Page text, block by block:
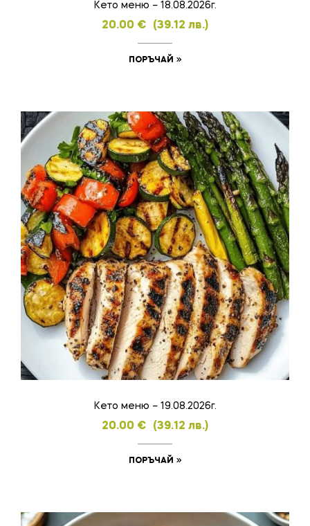
Кето меню – 18.08.2026г.
20.00 € (39.12 лв.)
ПОРЪЧАЙ
Кето меню – 19.08.2026г.
20.00 € (39.12 лв.)
ПОРЪЧАЙ